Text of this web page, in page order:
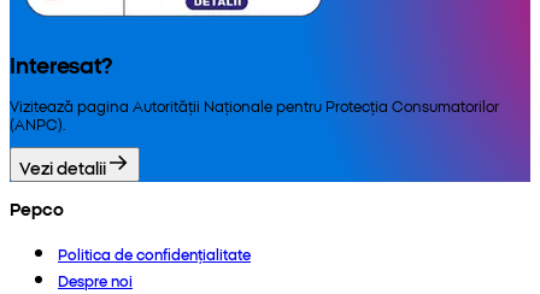
Interesat?
Vizitează pagina Autorității Naționale pentru Protecția Consumatorilor
(ANPC).
Vezi detalii
Pepco
Politica de confidențialitate
Despre noi